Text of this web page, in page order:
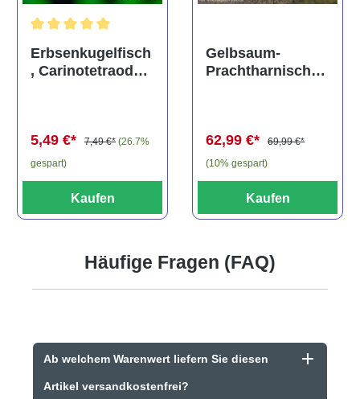
Erbsenkugelfisch
, Carinotetraodon
5,49 €* 7,49 €* (26.7%
gespart)
Kaufen
Gelbsaum-
Prachtharnischw
62,99 €*
69,99 €*
(10% gespart)
Kaufen
Häufige Fragen (FAQ)
Ab welchem Warenwert liefern Sie diesen
Artikel versandkostenfrei?